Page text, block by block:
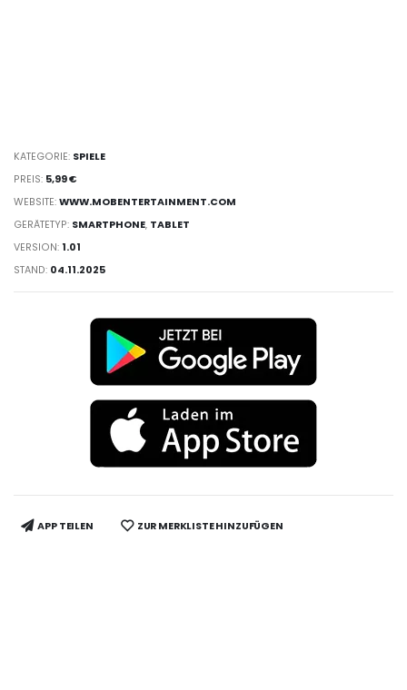
KATEGORIE: SPIELE
PREIS: 5,99 €
WEBSITE:WWW.MOBENTERTAINMENT.COM
GERÄTETYP: SMARTPHONE, TABLET
VERSION: 1.01
STAND: 04.11.2025
APP TEILEN ZUR MERKLISTE HINZUFÜGEN